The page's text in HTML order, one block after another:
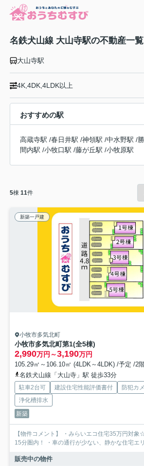
名鉄犬山線 大山寺駅の不動産一覧
大山寺駅
4K,4DK,4LDK以上
おすすめの駅
高蔵寺駅 /春日井駅 /神領駅 /中水野駅 /
間内駅 /小牧口駅 /藤が丘駅 /小牧原駅
5棟 11件
新築一戸建
小牧市多気北町
小牧市多気北町第1(全5棟)
2,990万円～3,190万円
105.29㎡～106.10㎡ (4LDK～4LDK) /予定 /2
名鉄犬山線「大山寺」駅 徒歩33分
駐車2台可 建設住宅性能評価書付 防犯カ
浄化槽排水
新築
【物件コメント】 ・みらいエコ住宅35万円対
15分圏内！ ・車の通行が少ない、静かな住宅エ
販売中の物件